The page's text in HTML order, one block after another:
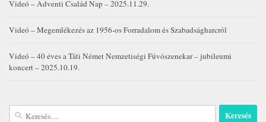
Videó – Adventi Család Nap – 2025.11.29.
Videó – Megemlékezés az 1956-os Forradalom és Szabadságharcról
Videó – 40 éves a Táti Német Nemzetiségi Fúvószenekar – jubileumi
koncert – 2025.10.19.
Keresés: